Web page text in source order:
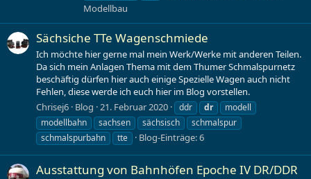
Modellbau
Sächsiche TTe Wagenschmiede
Ich möchte hier gerne mal mein Werk/Werke mit anderen Teilen.
Da sich mein Anlagen Thema mit dem Thumer Schmalspurnetz
beschäftig dürfen hier auch einige Spezielle Wagen auch nicht
Fehlen, diese werde ich euch hier im Blog vorstellen.
Chrisej6 Blog 21. Februar 2020 ddr dr
modell
modellbahn
sachsen sächsisch
schmalspur
schmalspurbahn
tte Blog-Einträge: 6
Ausstattung von Bahnhöfen Epoche IV DR/DDR